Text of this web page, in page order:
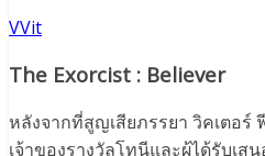
VVit
The Exorcist : Believer
หลังจากที่สูญเสียภรรยา วิคเตอร์
เจ้าของรางวัลโทนีและผู้ได้รับเส